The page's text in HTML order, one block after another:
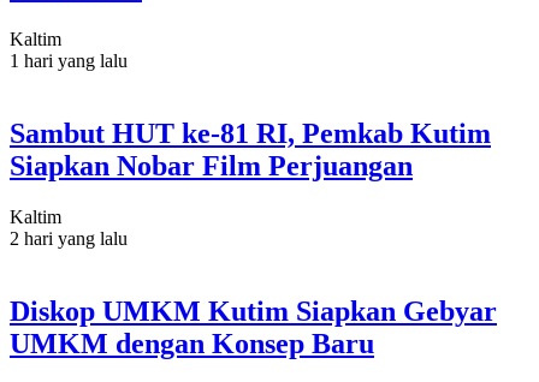
Kaltim
1 hari yang lalu
Sambut HUT ke-81 RI, Pemkab Kutim
Siapkan Nobar Film Perjuangan
Kaltim
2 hari yang lalu
Diskop UMKM Kutim Siapkan Gebyar
UMKM dengan Konsep Baru